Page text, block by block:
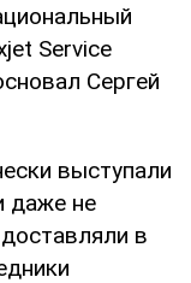
Service
Сергей
выступали
даже не
в